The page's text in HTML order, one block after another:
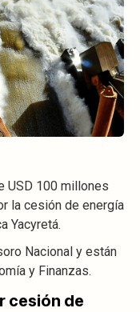
USD 100 millones
la cesión de energía
Yacyretá.
Nacional y están
y Finanzas.
cesión de